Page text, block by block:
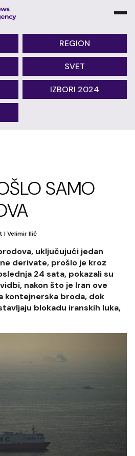
REGION
SVET
IZBORI 2024
SAMO
|Velimir Ilić
uključujući jedan
derivate, prošlo je kroz
24 sata, pokazali su
nakon što je Iran ove
kontejnerska broda, dok
blokadu iranskih luka,